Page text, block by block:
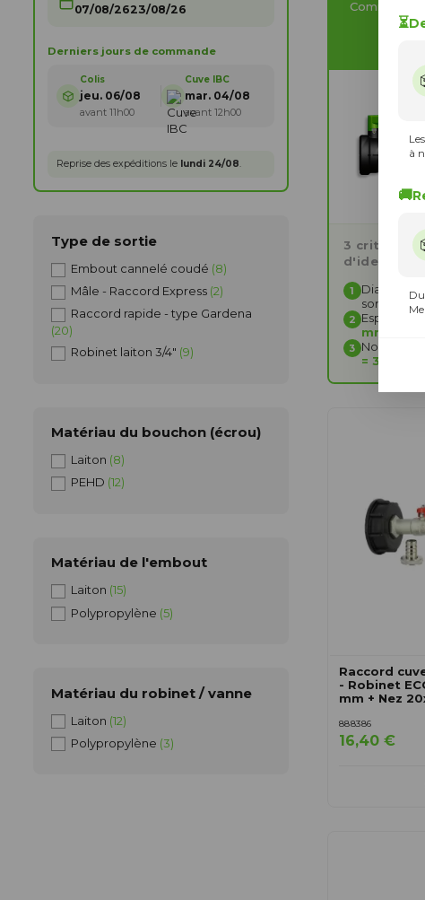
Comment
3 critères
1
Diamètre
sortie
2 Espace
mm
3 Nombre
= 3 à 4
Raccord
- Robinet
mm + Nez
888386
16,40 €
07/08/2623/08/26
Derniers jours de commande
Colis
jeu. 06/08
avant 11h00
Cuve IBC
mar. 04/08
avant 12h00
Reprise des expéditions le lundi 24/08.
Type de sortie
Embout cannelé coudé (8)
Mâle - Raccord Express (2)
Raccord rapide - type Gardena
(20)
Robinet laiton 3/4" (9)
Matériau du bouchon (écrou)
Laiton (8)
PEHD (12)
Matériau de l'embout
Laiton (15)
Polypropylène (5)
Matériau du robinet / vanne
Laiton (12)
Polypropylène (3)
⏳
à
🚚